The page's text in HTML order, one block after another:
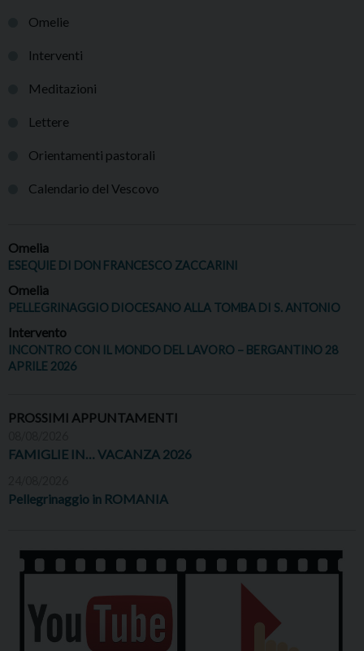
Omelie
Interventi
Meditazioni
Lettere
Orientamenti pastorali
Calendario del Vescovo
Omelia
ESEQUIE DI DON FRANCESCO ZACCARINI
Omelia
PELLEGRINAGGIO DIOCESANO ALLA TOMBA DI S. ANTONIO
Intervento
INCONTRO CON IL MONDO DEL LAVORO – BERGANTINO 28
APRILE 2026
PROSSIMI APPUNTAMENTI
FAMIGLIE IN… VACANZA 2026
Pellegrinaggio in ROMANIA